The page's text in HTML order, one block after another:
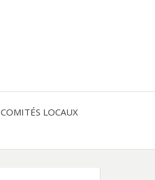
COMITÉS LOCAUX